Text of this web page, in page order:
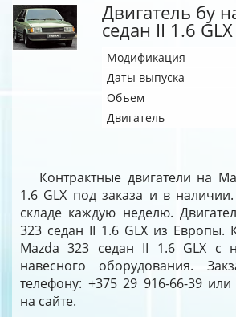
Двигатель бу
седан II 1.6 GLX
Модификация
Даты выпуска
Объем
Двигатель
Контрактные двигатели на
1.6 GLX под заказа и в
складе каждую неделю.
323 седан II 1.6 GLX из Европы.
Mazda 323 седан II 1.6 GLX с
навесного оборудования.
телефону: +375 29 916-66-39 или
на сайте.